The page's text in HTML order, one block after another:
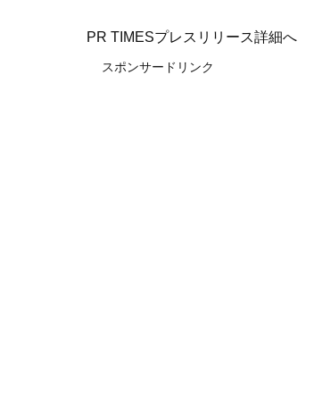
PR TIMESプレスリリース詳細へ
スポンサードリンク